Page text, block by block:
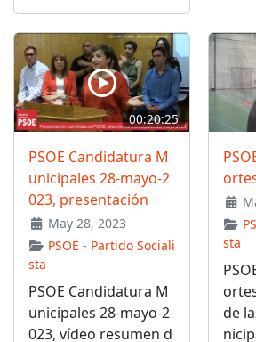
00:20:25
PSOE Candidatura M
unicipales 28-mayo-2
023, presentación
May 28, 2023
PSOE - Partido Sociali
sta
PSOE Candidatura M
unicipales 28-mayo-2
023, vídeo resumen d
sta
de